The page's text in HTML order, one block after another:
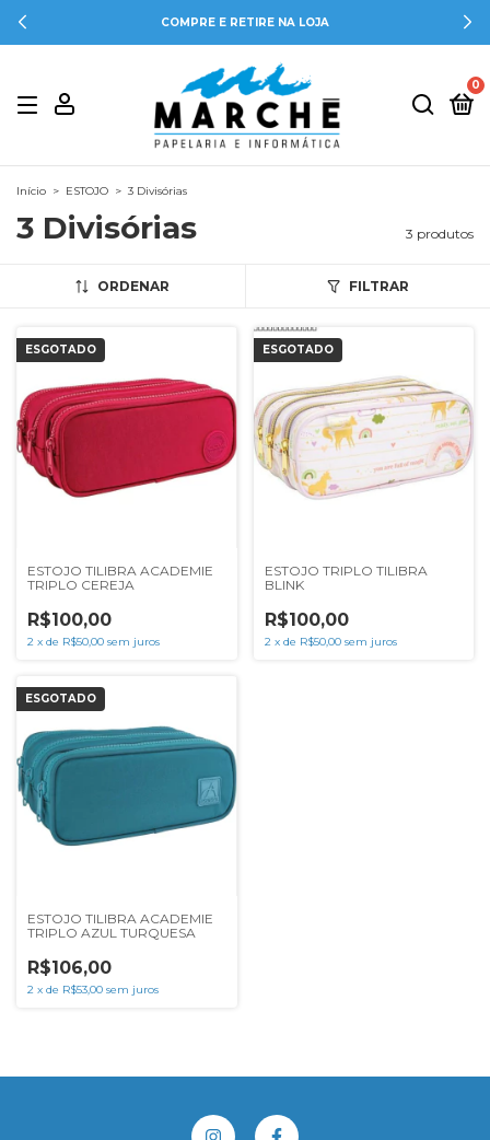
COMPRE E RETIRE NA LOJA
0
Início > ESTOJO > 3 Divisórias
3 Divisórias 3 produtos
ORDENAR FILTRAR
ESGOTADO
ESTOJO TILIBRA ACADEMIE
TRIPLO CEREJA
R$100,00
2 x de R$50,00 sem juros
ESGOTADO
ESTOJO TRIPLO TILIBRA
BLINK
R$100,00
2 x de R$50,00 sem juros
ESGOTADO
ESTOJO TILIBRA ACADEMIE
TRIPLO AZUL TURQUESA
R$106,00
2 x de R$53,00 sem juros